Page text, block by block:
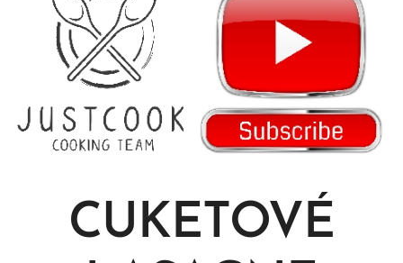
CUKETOVÉ